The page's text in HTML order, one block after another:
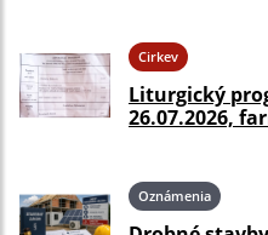
Cirkev
Liturgický
26.07.2026,
Oznámenia